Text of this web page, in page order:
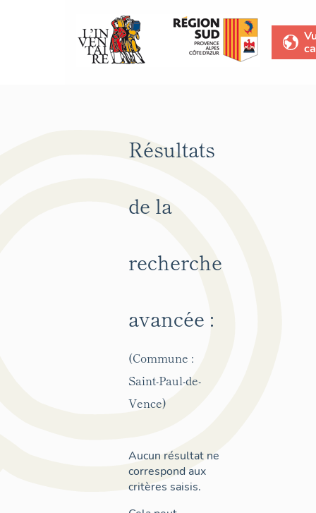
Résultats
de la
recherche
avancée :
(Commune :
Saint-Paul-de-
Vence)
Aucun résultat ne
correspond aux
critères saisis.